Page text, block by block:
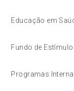
Educação em
Fundo de
Programas